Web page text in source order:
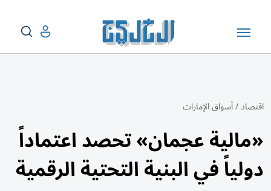
اقتصاد/أسواق الإمارات
«مالية عجمان» تحصد اعتماداً
دولياً في البنية التحتية الرقمية